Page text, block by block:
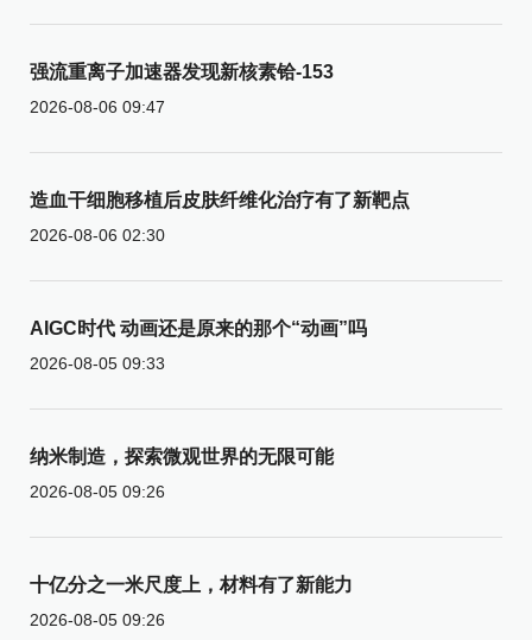
强流重离子加速器发现新核素铪-153
2026-08-06 09:47
造血干细胞移植后皮肤纤维化治疗有了新靶点
2026-08-06 02:30
AIGC时代 动画还是原来的那个“动画”吗
2026-08-05 09:33
纳米制造，探索微观世界的无限可能
2026-08-05 09:26
十亿分之一米尺度上，材料有了新能力
2026-08-05 09:26